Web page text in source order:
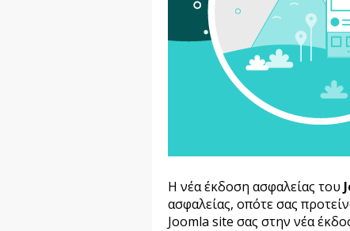
Η νέα έκδοση ασφαλείας του
ασφαλείας, οπότε σας
Joomla site σας στην νέα